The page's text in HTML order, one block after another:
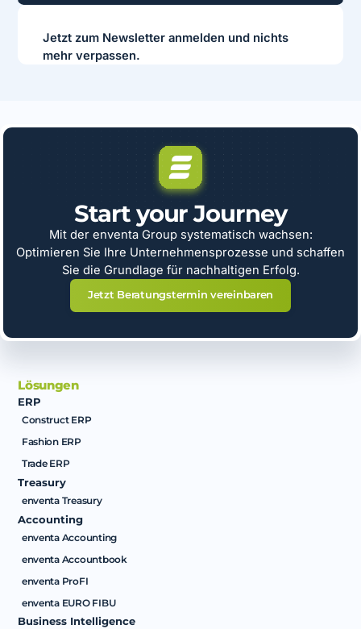
Jetzt zum Newsletter anmelden und nichts
mehr verpassen.
Start your Journey
Mit der enventa Group systematisch wachsen:
Optimieren Sie Ihre Unternehmensprozesse und schaffen
Sie die Grundlage für nachhaltigen Erfolg.
Jetzt Beratungstermin vereinbaren
Lösungen
ERP
Construct ERP
Fashion ERP
Trade ERP
Treasury
enventa Treasury
Accounting
enventa Accounting
enventa Accountbook
enventa ProFI
enventa EURO FIBU
Business Intelligence